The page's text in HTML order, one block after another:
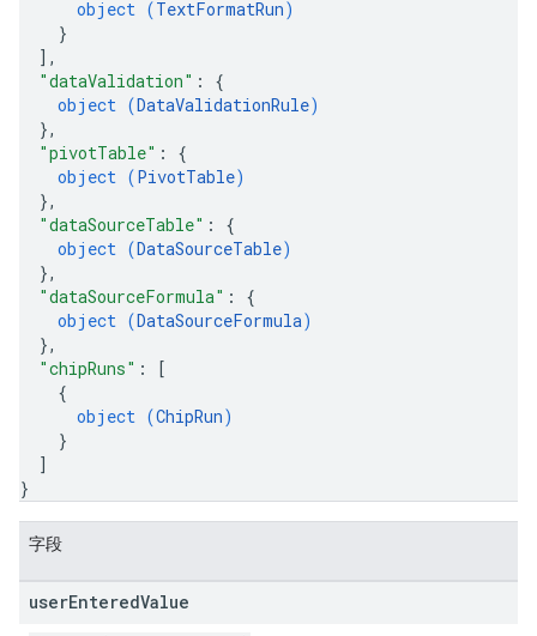
object (TextFormatRun)
}
] ,
"dataValidation" : {
object (DataValidationRule)
},
"pivotTable" : {
object (PivotTable)
},
"dataSourceTable" : {
object (DataSourceTable)
},
"dataSourceFormula" : {
object (DataSourceFormula)
},
"chipRuns" :
[
{
object (ChipRun)
}
]
}
字段
userEnteredValue